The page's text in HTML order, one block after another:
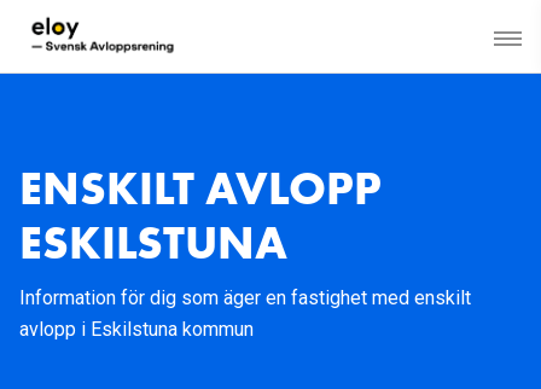
ENSKILT AVLOPP
ESKILSTUNA
Information för dig som äger en fastighet med enskilt
avlopp i Eskilstuna kommun